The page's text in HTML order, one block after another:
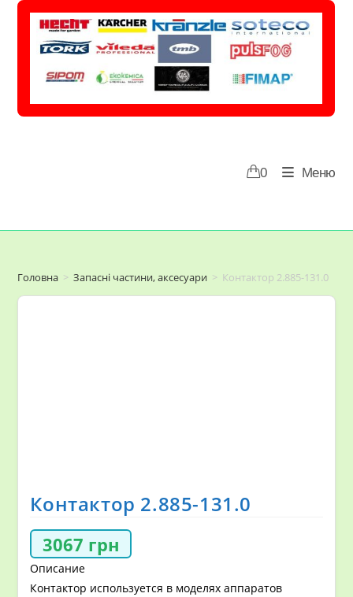
Перейти
0 Меню
Головна > Запасні частини, аксесуари > Контактор 2.885-131.0
Контактор 2.885-131.0
3067 грн
Описание
Контактор используется в моделях аппаратов